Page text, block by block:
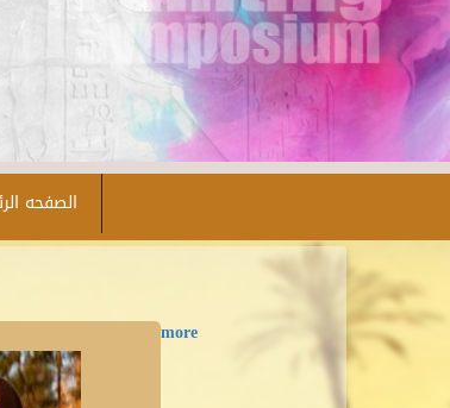
الصفحه
more